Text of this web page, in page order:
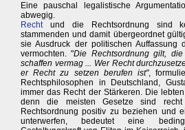
Eine pauschal legalistische
abwegig.
Rechtund die Rechtsordnung sind
stammenden und damit übergeordnet
sie Ausdruck der politischen Auffassung
vermochten. "Die Rechtsordnung gilt,
schaffen vermag ... Wer Recht
er Recht zu setzen berufen ist",
Rechtsphilosophen in Deutschland,
immer das Recht der Stärkeren. Die
denn die meisten Gesetze sind
Rechtsordnung positiv zu beziehen und
unterwerfen, bedeutet eine